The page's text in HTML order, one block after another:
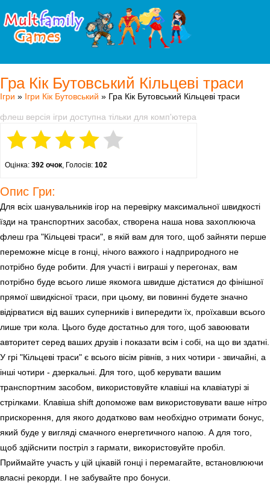
Гра Кік Бутовський Кільцеві траси
Ігри » Ігри Кік Бутовський » Гра Кік Бутовський Кільцеві траси
флеш версія ігри доступна тільки для комп'ютера
Оцінка: 392 очок, Голосів: 102
Опис Гри:
Для всіх шанувальників ігор на перевірку максимальної швидкості
їзди на транспортних засобах, створена наша нова захоплююча
флеш гра "Кільцеві траси", в якій вам для того, щоб зайняти перше
переможне місце в гонці, нічого важкого і надприродного не
потрібно буде робити. Для участі і виграші у перегонах, вам
потрібно буде всього лише якомога швидше дістатися до фінішної
прямої швидкісної траси, при цьому, ви повинні будете значно
відірватися від ваших суперників і випередити їх, проїхавши всього
лише три кола. Цього буде достатньо для того, щоб завоювати
авторитет серед ваших друзів і показати всім і собі, на що ви здатні.
У грі "Кільцеві траси" є всього вісім рівнів, з них чотири - звичайні, а
інші чотири - дзеркальні. Для того, щоб керувати вашим
транспортним засобом, використовуйте клавіші на клавіатурі зі
стрілками. Клавіша shift допоможе вам використовувати ваше нітро
прискорення, для якого додатково вам необхідно отримати бонус,
який буде у вигляді смачного енергетичного напою. А для того,
щоб здійснити постріл з гармати, використовуйте пробіл.
Приймайте участь у цій цікавій гонці і перемагайте, встановлюючи
власні рекорди. І не забувайте про бонуси.